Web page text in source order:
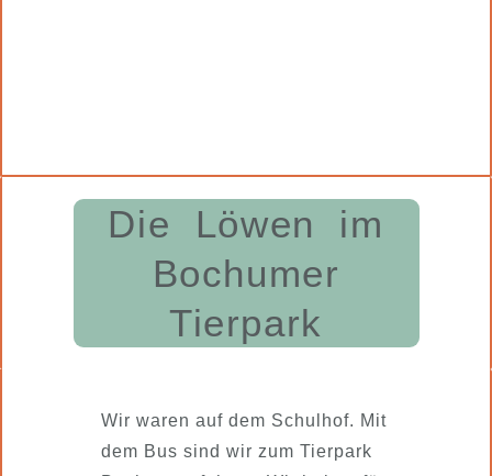
Die Löwen im
Bochumer
Tierpark
Wir waren auf dem Schulhof. Mit
dem Bus sind wir zum Tierpark